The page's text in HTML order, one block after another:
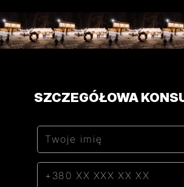
SZCZEGÓŁOWA